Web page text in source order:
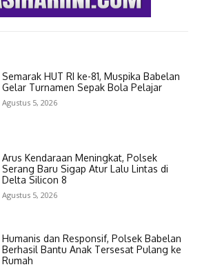
Semarak HUT RI ke-81, Muspika Babelan
Gelar Turnamen Sepak Bola Pelajar
Agustus 5, 2026
Arus Kendaraan Meningkat, Polsek
Serang Baru Sigap Atur Lalu Lintas di
Delta Silicon 8
Agustus 5, 2026
Humanis dan Responsif, Polsek Babelan
Berhasil Bantu Anak Tersesat Pulang ke
Rumah